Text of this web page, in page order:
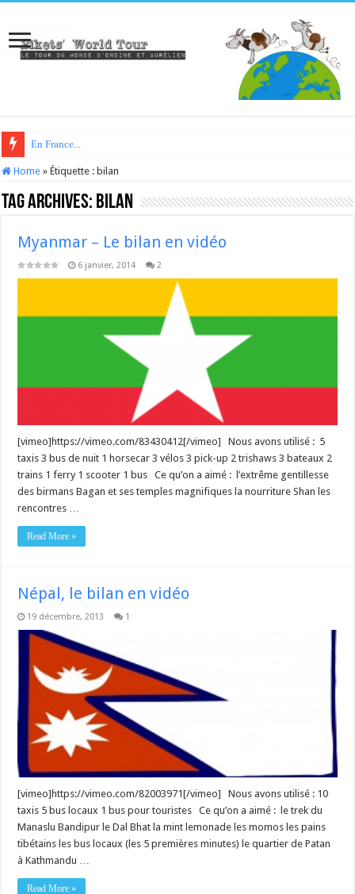
En France...
Home » Étiquette : bilan
Tag Archives: bilan
Myanmar – Le bilan en vidéo
6 janvier, 2014 2
[vimeo]https://vimeo.com/83430412[/vimeo] Nous avons utilisé : 5
taxis 3 bus de nuit 1 horsecar 3 vélos 3 pick-up 2 trishaws 3 bateaux 2
trains 1 ferry 1 scooter 1 bus Ce qu’on a aimé : l’extrême gentillesse
des birmans Bagan et ses temples magnifiques la nourriture Shan les
rencontres …
Read More »
Népal, le bilan en vidéo
19 décembre, 2013 1
[vimeo]https://vimeo.com/82003971[/vimeo] Nous avons utilisé : 10
taxis 5 bus locaux 1 bus pour touristes Ce qu’on a aimé : le trek du
Manaslu Bandipur le Dal Bhat la mint lemonade les momos les pains
tibétains les bus locaux (les 5 premières minutes) le quartier de Patan
à Kathmandu …
Read More »